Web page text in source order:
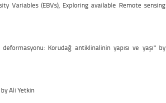
Variables (EBVs), Exploring available Remote sensing
Korudağ antiklinalinin yapısı ve yaşı" by
Ali Yetkin